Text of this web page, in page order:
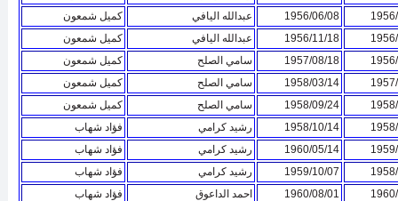
1956/06/08 عبدالله اليافي
كميل شمعون
1956/11/18 عبدالله اليافي
كميل شمعون
1957/08/18 سامي الصلح
كميل شمعون
1958/03/14 سامي الصلح
كميل شمعون
1958/09/24 سامي الصلح
كميل شمعون
1958/10/14 رشيد كرامي
فؤاد شهاب
1960/05/14 رشيد كرامي
فؤاد شهاب
1959/10/07 رشيد كرامي
فؤاد شهاب
1960/08/01 احمد الداعوق
فؤاد شهاب